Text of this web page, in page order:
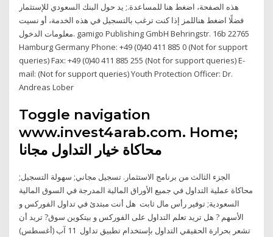
هذه الصفحة، اضغط هنا للمساعدة.; يد حول البنك السعودي للإستثمار
فضلًا اضغط هناللمز إذا كنت ترغب بالتسجيل في هذه الخدمة، أو نسيت
معلومات الدخول. gamigo Publishing GmbH Behringstr. 16b 22765
Hamburg Germany Phone: +49 (0)40 411 885 0 (Not for support
queries) Fax: +49 (0)40 411 885 255 (Not for support queries) E-
mail: (Not for support queries) Youth Protection Officer: Dr.
Andreas Lober
Toggle navigation
www.invest4arab.com. Home;
محاكاة خيار التداول مجانا
الجزء الثالث من برنامج الاستثمار. تسجيل مجاني; سهولة التسجيل;
محاكاة عملية التداول في جميع الأوراق المالية المدرجة في السوق المالية
السعودية; توفير رأس مال ثابت هل أنت مبتدئ في تداول الفوركس و
الأسهم ? هل تريد تعلم التداول على الفوركس و بيتكوين سوق? تريد أن
تشعر بحرارة الحقيقي التداول بإستخدام تطبيق تداول 11 آب (أغسطس)